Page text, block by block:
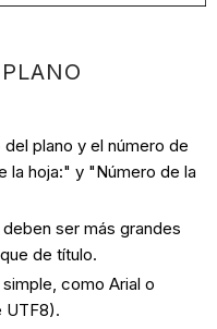
plano y el número de
la hoja:" y "Número de la
ser más grandes
de título.
como Arial o
UTF8).